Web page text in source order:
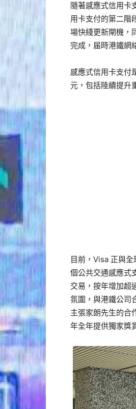
隨著感應式信用卡
用卡支付的第二階
場快綫更新閘機，
完成，届時港鐵網
感應式信用卡支付
元，包括陸續提升
目前，Visa 正與
個公共交通感應式
交易，按年增加超
氛圍，與港鐵公司
主張家朗先生的合
年全年提供獨家獎